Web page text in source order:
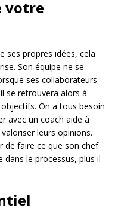
votre
ses propres idées, cela
Son équipe ne se
ses collaborateurs
se retrouvera alors à
On a tous besoin
avec un coach aide à
leurs opinions.
de faire ce que son chef
dans le processus, plus il